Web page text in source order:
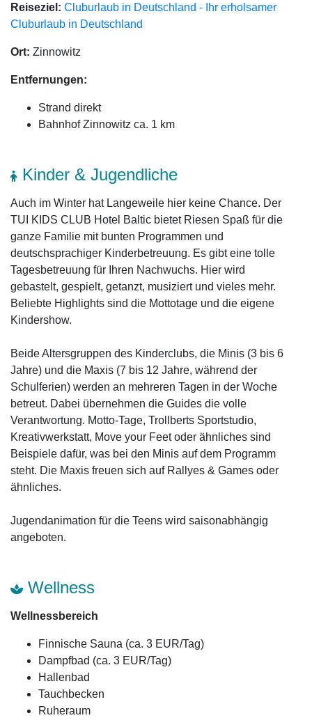
Ort: Zinnowitz
Entfernungen:
Strand direkt
Bahnhof Zinnowitz ca. 1 km
Reiseziel: Cluburlaub in Deutschland - Ihr erholsamer
Cluburlaub in Deutschland
Kinder & Jugendliche
Auch im Winter hat Langeweile hier keine Chance. Der
TUI KIDS CLUB Hotel Baltic bietet Riesen Spaß für die
ganze Familie mit bunten Programmen und
deutschsprachiger Kinderbetreuung. Es gibt eine tolle
Tagesbetreuung für Ihren Nachwuchs. Hier wird
gebastelt, gespielt, getanzt, musiziert und vieles mehr.
Beliebte Highlights sind die Mottotage und die eigene
Kindershow.
Beide Altersgruppen des Kinderclubs, die Minis (3 bis 6
Jahre) und die Maxis (7 bis 12 Jahre, während der
Schulferien) werden an mehreren Tagen in der Woche
betreut. Dabei übernehmen die Guides die volle
Verantwortung. Motto-Tage, Trollberts Sportstudio,
Kreativwerkstatt, Move your Feet oder ähnliches sind
Beispiele dafür, was bei den Minis auf dem Programm
steht. Die Maxis freuen sich auf Rallyes & Games oder
ähnliches.
Jugendanimation für die Teens wird saisonabhängig
angeboten.
Wellness
Wellnessbereich
Finnische Sauna (ca. 3 EUR/Tag)
Dampfbad (ca. 3 EUR/Tag)
Hallenbad
Tauchbecken
Ruheraum